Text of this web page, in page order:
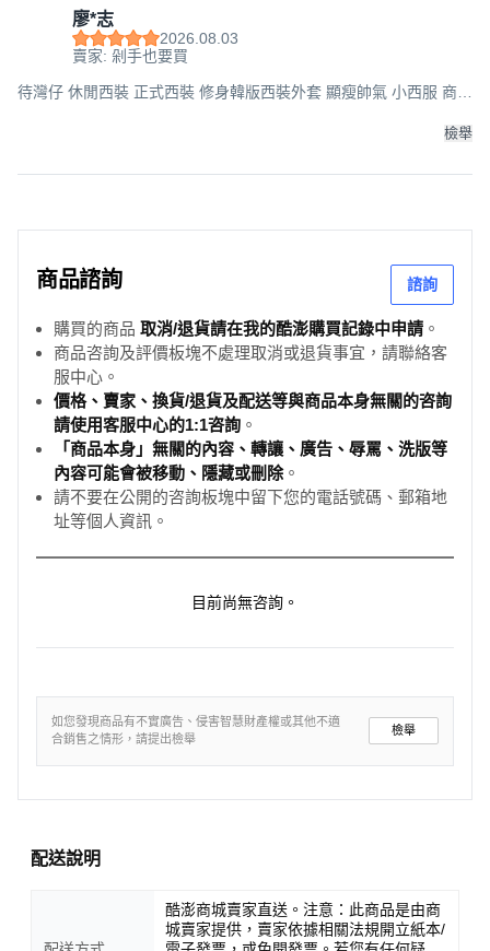
廖*志
2026.08.03
賣家: 剁手也要買
待灣仔 休閒西裝 正式西裝 修身韓版西裝外套 顯瘦帥氣 小西服 商務
檢舉
商品諮詢 諮詢
購買的商品 取消/退貨請在我的酷澎購買記錄中申請 。
商品咨詢及評價板塊不處理取消或退貨事宜，請聯絡客
服中心。
價格、賣家、換貨/退貨及配送等與商品本身無關的咨詢
請使用客服中心的1:1咨詢 。
「商品本身」無關的內容、轉讓、廣告、辱罵、洗版等
內容可能會被移動、隱藏或刪除。
請不要在公開的咨詢板塊中留下您的電話號碼、郵箱地
址等個人資訊。
目前尚無咨詢。
如您發現商品有不實廣告、侵害智慧財產權或其他不適
合銷售之情形，請提出檢舉
檢舉
配送說明
酷澎商城賣家直送。注意：此商品是由商
城賣家提供，賣家依據相關法規開立紙本/